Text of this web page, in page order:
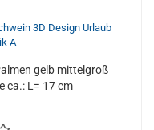
gelb mittelgroß
ca.: L= 17 cm